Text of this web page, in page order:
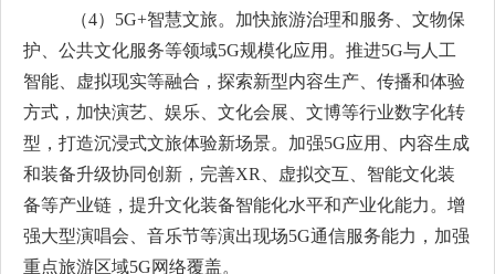
（4） 5G+智慧文旅。加快旅游治理和服务、文物保
护、公共文化服务等领域5G规模化应用。推进5G与人工
智能、虚拟现实等融合，探索新型内容生产、传播和体验
方式，加快演艺、娱乐、文化会展、文博等行业数字化转
型，打造沉浸式文旅体验新场景。加强5G应用、内容生成
和装备升级协同创新，完善XR
、虚拟交互、智能文化装
备等产业链，提升文化装备智能化水平和产业化能力。增
强大型演唱会、音乐节等演出现场5G通信服务能力 ， 加强
重点旅游区域5G网络覆盖。